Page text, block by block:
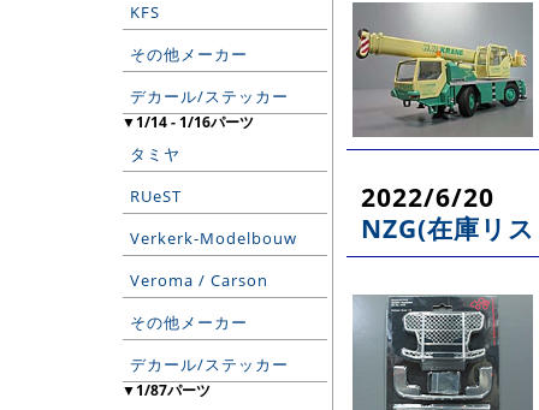
KFS
その他メーカー
デカール/ステッカー
▼1/14 - 1/16パーツ
タミヤ
RUeST
Verkerk-Modelbouw
Veroma / Carson
その他メーカー
デカール/ステッカー
▼1/87パーツ
2022/6/20
NZG(在庫リ